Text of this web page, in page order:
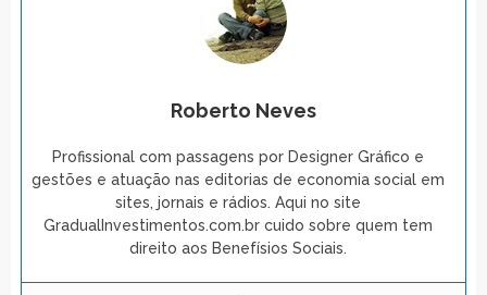
Roberto Neves
Profissional com passagens por Designer Gráfico e
gestões e atuação nas editorias de economia social em
sites, jornais e rádios. Aqui no site
GradualInvestimentos.com.br cuido sobre quem tem
direito aos Benefísios Sociais.